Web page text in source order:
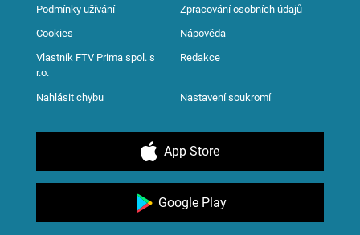
Podmínky užívání Zpracování osobních údajů
Cookies Nápověda
Vlastník FTV Prima spol. s
r.o.
Redakce
Nahlásit chybu Nastavení soukromí
App Store
Google Play